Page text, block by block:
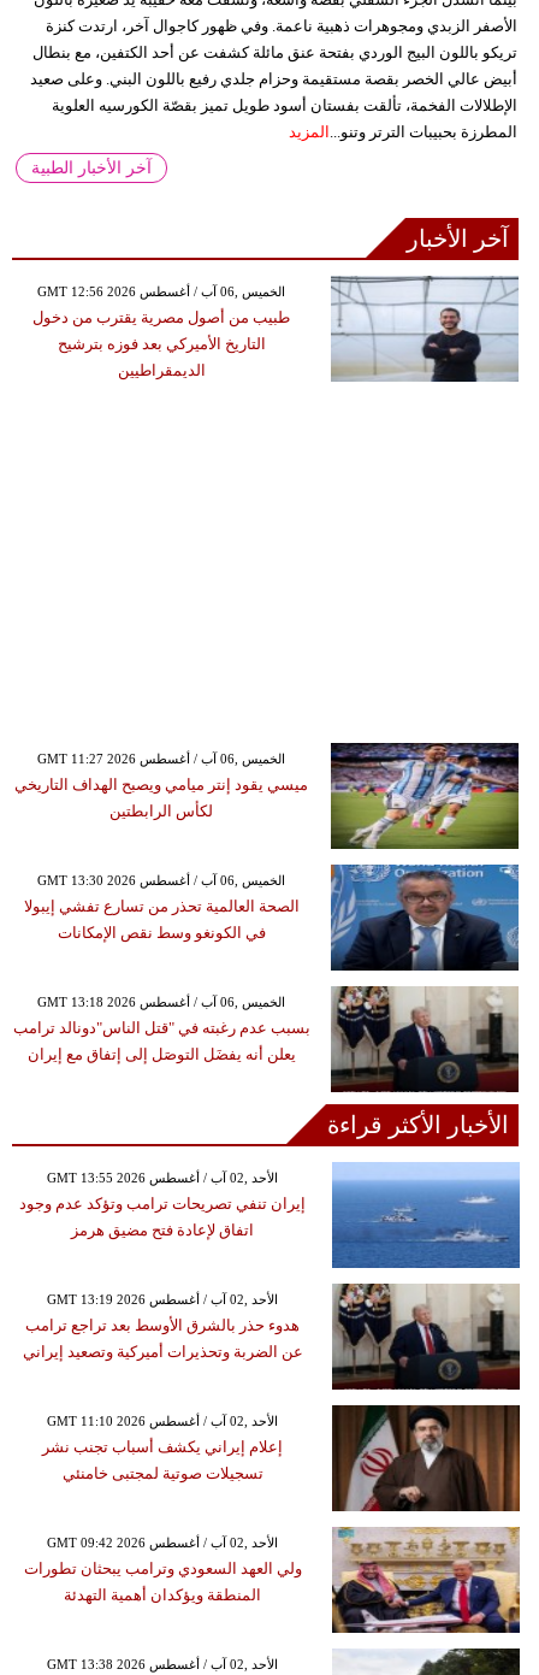
الأصفر الزبدي ومجوهرات ذهبية ناعمة. وفي ظهور كاجوال آخر، ارتدت كنزة
تريكو باللون البيج الوردي بفتحة عنق مائلة كشفت عن أحد الكتفين، مع بنطال
أبيض عالي الخصر بقصة مستقيمة وحزام جلدي رفيع باللون البني. وعلى صعيد
الإطلالات الفخمة، تألقت بفستان أسود طويل تميز بقصّة الكورسيه العلوية
المطرزة بحبيبات الترتر وتنو...
المزيد
آخر الأخبار الطبية
آخر الأخبار
GMT 12:56 2026 الخميس ,06 آب / أغسطس
طبيب من أصول مصرية يقترب من دخول
التاريخ الأميركي بعد فوزه بترشيح
الديمقراطيين
GMT 11:27 2026 الخميس ,06 آب / أغسطس
ميسي يقود إنتر ميامي ويصبح الهداف التاريخي
لكأس الرابطتين
GMT 13:30 2026 الخميس ,06 آب / أغسطس
الصحة العالمية تحذر من تسارع تفشي إيبولا
في الكونغو وسط نقص الإمكانات
GMT 13:18 2026 الخميس ,06 آب / أغسطس
بسبب عدم رغبته في "قتل الناس"دونالد ترامب
يعلن أنه يفضَل التوصَل إلى إتفاق مع إيران
الأخبار الأكثر قراءة
GMT 13:55 2026 الأحد ,02 آب / أغسطس
إيران تنفي تصريحات ترامب وتؤكد عدم وجود
اتفاق لإعادة فتح مضيق هرمز
GMT 13:19 2026 الأحد ,02 آب / أغسطس
هدوء حذر بالشرق الأوسط بعد تراجع ترامب
عن الضربة وتحذيرات أميركية وتصعيد إيراني
GMT 11:10 2026 الأحد ,02 آب / أغسطس
إعلام إيراني يكشف أسباب تجنب نشر
تسجيلات صوتية لمجتبى خامنئي
GMT 09:42 2026 الأحد ,02 آب / أغسطس
ولي العهد السعودي وترامب يبحثان تطورات
المنطقة ويؤكدان أهمية التهدئة
GMT 13:38 2026 الأحد ,02 آب / أغسطس